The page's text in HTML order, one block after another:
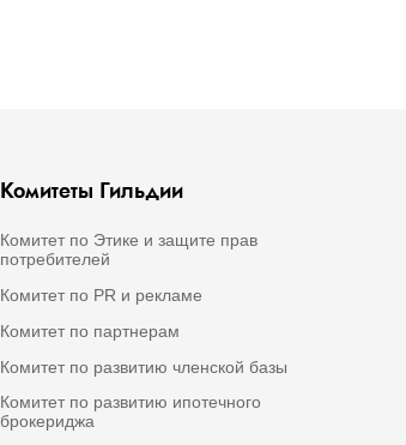
Комитеты Гильдии
Комитет по Этике и защите прав
потребителей
Комитет по PR и рекламе
Комитет по партнерам
Комитет по развитию членской базы
Комитет по развитию ипотечного
брокериджа